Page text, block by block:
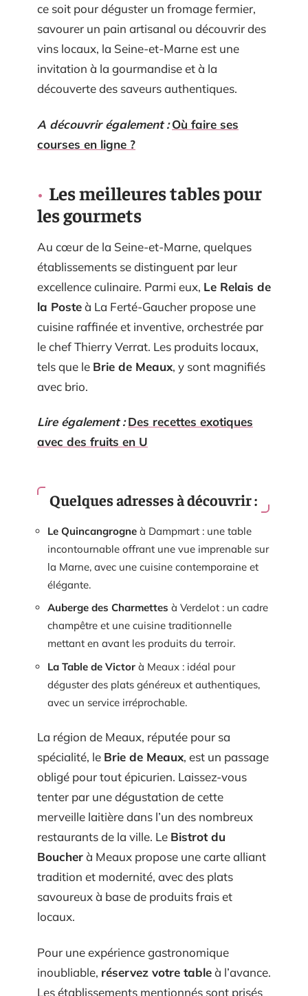
ce soit pour déguster un fromage fermier,
savourer un pain artisanal ou découvrir des
vins locaux, la Seine-et-Marne est une
invitation à la gourmandise et à la
découverte des saveurs authentiques.
A découvrir également : Où faire ses
courses en ligne ?
Les meilleures tables pour
les gourmets
Au cœur de la Seine-et-Marne, quelques
établissements se distinguent par leur
excellence culinaire. Parmi eux, Le Relais de
la Posteà La Ferté-Gaucher propose une
cuisine raffinée et inventive, orchestrée par
le chef Thierry Verrat. Les produits locaux,
tels que le Brie de Meaux, y sont magnifiés
avec brio.
Lire également : Des recettes exotiques
avec des fruits en U
Quelques adresses à découvrir :
Le Quincangrogne à Dampmart : une table
incontournable offrant une vue imprenable sur
la Marne, avec une cuisine contemporaine et
élégante.
Auberge des Charmettes à Verdelot : un cadre
champêtre et une cuisine traditionnelle
mettant en avant les produits du terroir.
La Table de Victor à Meaux : idéal pour
déguster des plats généreux et authentiques,
avec un service irréprochable.
La région de Meaux, réputée pour sa
spécialité, le Brie de Meaux, est un passage
obligé pour tout épicurien. Laissez-vous
tenter par une dégustation de cette
merveille laitière dans l’un des nombreux
restaurants de la ville. Le Bistrot du
Boucherà Meaux propose une carte alliant
tradition et modernité, avec des plats
savoureux à base de produits frais et
locaux.
Pour une expérience gastronomique
inoubliable, réservez votre tableà l’avance.
Les établissements mentionnés sont prisés